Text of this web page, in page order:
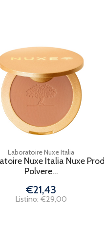
Laboratoire Nuxe Italia
Nuxe Italia Nuxe Prod
Polvere...
€21,43
Listino: €29,00